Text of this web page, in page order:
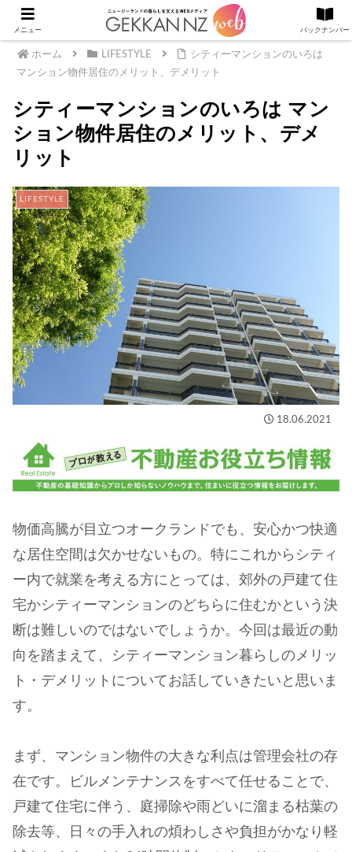
ホーム LIFESTYLE
シティーマンションのいろは
マンション物件居住のメリット、デメリット
シティーマンションのいろは マン
ション物件居住のメリット、デメ
リット
LIFESTYLE
18.06.2021
物価高騰が目立つオークランドでも、安心かつ快適
な居住空間は欠かせないもの。特にこれからシティ
ー内で就業を考える方にとっては、郊外の戸建て住
宅かシティーマンションのどちらに住むかという決
断は難しいのではないでしょうか。今回は最近の動
向を踏まえて、シティーマンション暮らしのメリッ
ト・デメリットについてお話していきたいと思いま
す。
まず、マンション物件の大きな利点は管理会社の存
在です。ビルメンテナンスをすべて任せることで、
戸建て住宅に伴う、庭掃除や雨どいに溜まる枯葉の
除去等、日々の手入れの煩わしさや負担がかなり軽
メニュー バックナンバー